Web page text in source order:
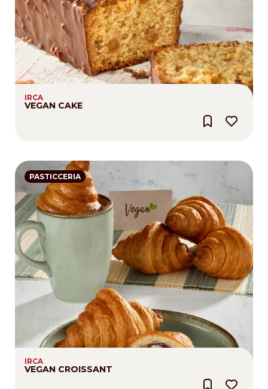
IRCA
VEGAN CAKE
PASTICCERIA
IRCA
VEGAN CROISSANT